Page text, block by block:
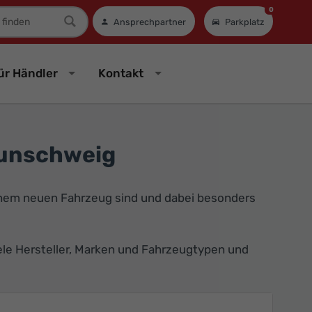
Ansprechpartner Parkplatz
0
Händler Kontakt
neuen Fahrzeug sind und dabei besonders
Hersteller, Marken und Fahrzeugtypen und